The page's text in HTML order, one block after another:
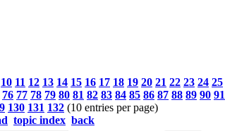
10 11 12 13 14 15 16 17 18 19 20 21 22 23 24 25
76 77 78 79 80 81 82 83 84 85 86 87 88 89 90 91
130 131 132 (10 entries per page)
topic index back